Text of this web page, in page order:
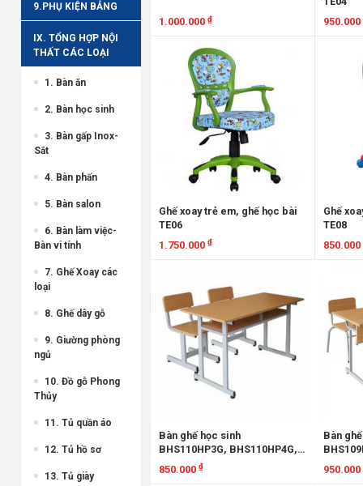
9.PHỤ KIỆN BẢNG
IX. TỔNG HỢP NỘI
THẤT CÁC LOẠI
1. Bàn ăn
2. Bàn học sinh
3. Bàn gấp Inox-
Sắt
4. Bàn phấn
5. Bàn salon
6. Bàn làm việc-
Bàn vi tính
7. Ghế Xoay các
loại
8. Ghế dây gỗ
9. Giường phòng
ngủ
10. Đồ gỗ Phong
Thủy
11. Tủ quần áo
12. Tủ hồ sơ
13. Tủ giày
1.000.000 ₫
Xem chi tiết
950.000
Ghế xoay trẻ em, ghế học bài
TE06
1.750.000 ₫
Ghế
TE08
850.000
Bàn ghế học sinh
BHS110HP3G, BHS110HP4G,
BHS110HP5G, BHS110HP6G,
BHS110HP7G, GHS110-3G,
850.000 ₫
Bàn
950.000